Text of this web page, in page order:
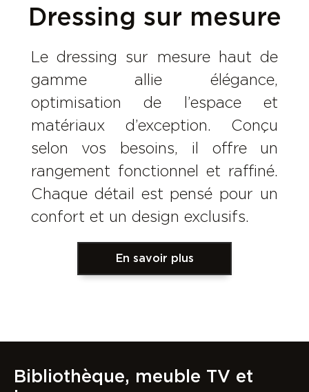
Dressing sur mesure
Le dressing sur mesure haut de
gamme allie élégance,
optimisation de l’espace et
matériaux d’exception. Conçu
selon vos besoins, il offre un
rangement fonctionnel et raffiné.
Chaque détail est pensé pour un
confort et un design exclusifs.
En savoir plus
Bibliothèque, meuble TV et